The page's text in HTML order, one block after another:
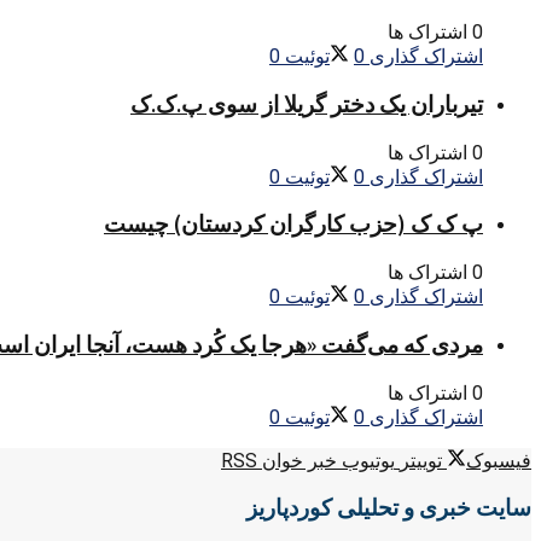
0 اشتراک ها
اشتراک گذاری 0 توئیت 0
تیرباران یک دختر گریلا از سوی پ.ک.ک
0 اشتراک ها
اشتراک گذاری 0 توئیت 0
پ ک ک (حزب کارگران کردستان) چیست
0 اشتراک ها
اشتراک گذاری 0 توئیت 0
مردی که می‌گفت «هرجا یک کُرد هست، آنجا ایران
0 اشتراک ها
اشتراک گذاری 0 توئیت 0
فیسبوک
توییتر یوتیوب خبر خوان RSS
سایت خبری و تحلیلی کوردپاریز